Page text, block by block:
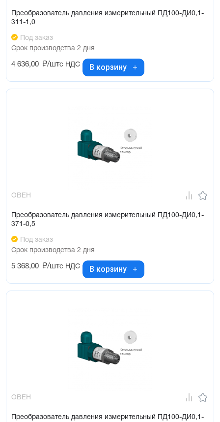
Преобразователь давления измерительный ПД100-ДИ0,1-
311-1,0
Под заказ
Срок производства 2 дня
4 636,00 ₽/штс НДС В корзину
ОВЕН
Преобразователь давления измерительный ПД100-ДИ0,1-
371-0,5
Под заказ
Срок производства 2 дня
5 368,00 ₽/штс НДС В корзину
ОВЕН
Преобразователь давления измерительный ПД100-ДИ0,1-